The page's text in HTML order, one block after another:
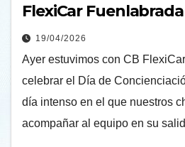
FlexiCar Fuenlabrada
19/04/2026
Ayer estuvimos con CB
celebrar el Día de
día intenso en el que nuestros
acompañar al equipo en su